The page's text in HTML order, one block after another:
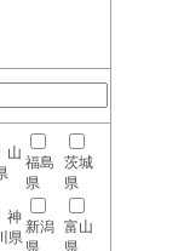
山
福島
県
茨城
県
神
県
新潟
県
富山
県